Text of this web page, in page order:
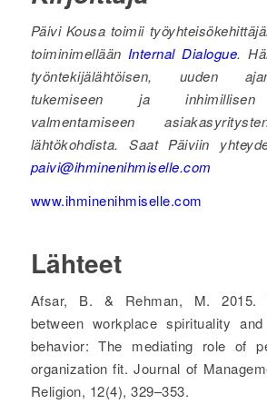
Päivi Kousa toimii
toiminimellään Internal Dialogue.
työntekijälähtöisen, uuden
tukemiseen ja inhimillisen
valmentamiseen
lähtökohdista. Saat Päiviin
paivi@ihminenihmiselle.com
www.ihminenihmiselle.com
Lähteet
Afsar, B. & Rehman, M. 2015.
between workplace spirituality
behavior: The mediating role of
organization fit. Journal of
Religion, 12(4), 329–353.